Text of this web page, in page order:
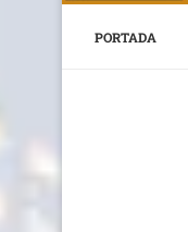
PORTADA